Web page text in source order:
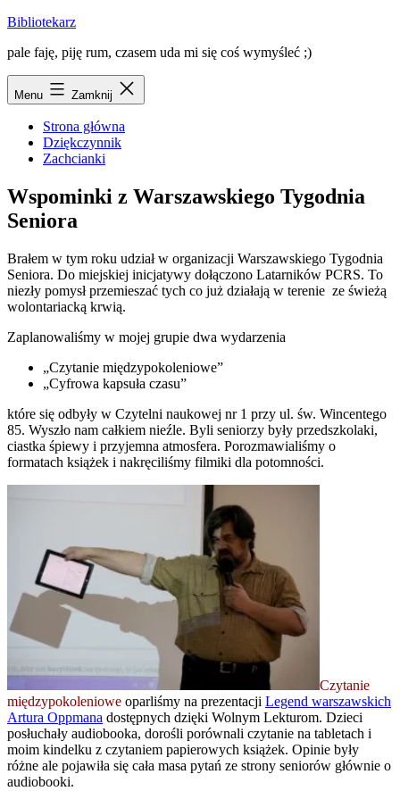
Przejdź
treści
Bibliotekarz
pale faję, piję rum, czasem uda mi się coś wymyśleć ;)
Menu Zamknij
Strona główna
Dziękczynnik
Zachcianki
Wspominki z Warszawskiego Tygodnia
Seniora
Brałem w tym roku udział w organizacji Warszawskiego Tygodnia
Seniora. Do miejskiej inicjatywy dołączono Latarników PCRS. To
niezły pomysł przemieszać tych co już działają w terenie ze świeżą
wolontariacką krwią.
Zaplanowaliśmy w mojej grupie dwa wydarzenia
„Czytanie międzypokoleniowe”
„Cyfrowa kapsuła czasu”
które się odbyły w Czytelni naukowej nr 1 przy ul. św. Wincentego
85. Wyszło nam całkiem nieźle. Byli seniorzy były przedszkolaki,
ciastka śpiewy i przyjemna atmosfera. Porozmawialiśmy o
formatach książek i nakręciliśmy filmiki dla potomności.
Czytanie
międzypokoleniowe oparliśmy na prezentacji Legend warszawskich
Artura Oppmana dostępnych dzięki Wolnym Lekturom. Dzieci
posłuchały audiobooka, dorośli porównali czytanie na tabletach i
moim kindelku z czytaniem papierowych książek. Opinie były
różne ale pojawiła się cała masa pytań ze strony seniorów głównie o
audiobooki.